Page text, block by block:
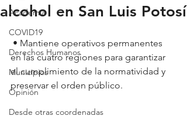
Academia
COVID19
Derechos Humanos
Municipios
Opinión
Desde otras coordenadas
alcohol en San Luis Potosí
en las cuatro regiones para garantizar
el cumplimiento de la normatividad y
preservar el orden público.